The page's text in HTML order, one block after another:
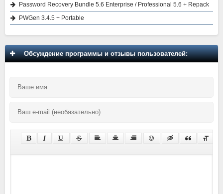
Password Recovery Bundle 5.6 Enterprise / Professional 5.6 + Repack
PWGen 3.4.5 + Portable
Обсуждение программы и отзывы пользователей: